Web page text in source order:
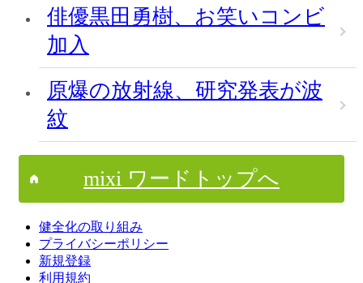
俳優黒田勇樹、お笑いコンビ
加入
原爆の放射線、研究発表が波
紋
mixi ワードトップへ
健全化の取り組み
プライバシーポリシー
新規登録
利用規約